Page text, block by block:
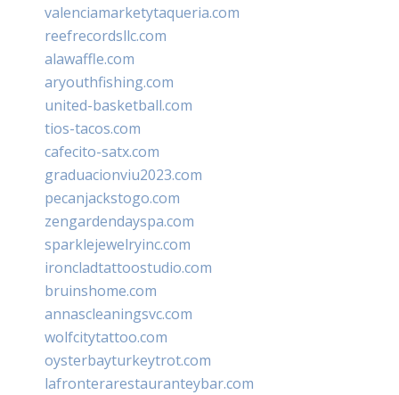
valenciamarketytaqueria.com
reefrecordsllc.com
alawaffle.com
aryouthfishing.com
united-basketball.com
tios-tacos.com
cafecito-satx.com
graduacionviu2023.com
pecanjackstogo.com
zengardendayspa.com
sparklejewelryinc.com
ironcladtattoostudio.com
bruinshome.com
annascleaningsvc.com
wolfcitytattoo.com
oysterbayturkeytrot.com
lafronterarestauranteybar.com